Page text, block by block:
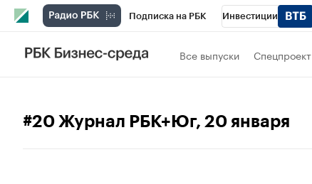
Подписка на РБК Инвестиции
РБК Вино Все выпуски Спецпроект
#20 Журнал РБК+Юг, 20 января